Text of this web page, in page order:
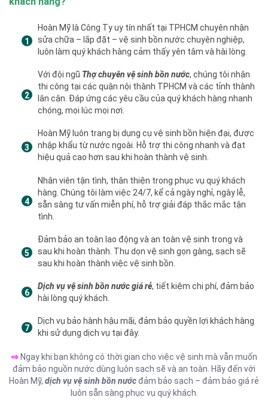
Hoàn Mỹ là Công Ty uy tín nhất tại TPHCM chuyên nhận
sửa chữa – lắp đặt – vệ sinh bồn nước chuyên nghiệp,
luôn làm quý khách hàng cảm thấy yên tâm và hài lòng.
Với đội ngũ Thợ chuyên vệ sinh bồn nước, chúng tôi nhận
thi công tại các quận nội thành TPHCM và các tỉnh thành
lân cận. Đáp ứng các yêu cầu của quý khách hàng nhanh
chóng, mọi lúc mọi nơi.
Hoàn Mỹ luôn trang bị dụng cụ vệ sinh bồn hiện đại, được
nhập khẩu từ nước ngoài. Hỗ trợ thi công nhanh và đạt
hiệu quả cao hơn sau khi hoàn thành vệ sinh.
Nhân viên tận tình, thân thiện trong phục vụ quý khách
hàng. Chúng tôi làm việc 24/7, kể cả ngày nghỉ, ngày lễ,
sẵn sàng tư vấn miễn phí, hỗ trợ giải đáp thắc mắc tận
tình.
Đảm bảo an toàn lao động và an toàn vệ sinh trong và
sau khi hoàn thành. Thu dọn vệ sinh gọn gàng, sạch sẽ
sau khi hoàn thành việc vệ sinh bồn.
Dịch vụ vệ sinh bồn nước giá rẻ, tiết kiệm chi phí, đảm bảo
hài lòng quý khách.
Dịch vụ bảo hành hậu mãi, đảm bảo quyền lợi khách hàng
khi sử dụng dịch vụ tại đây.
⇨Ngay khi bạn không có thời gian cho việc vệ sinh mà vẫn muốn
đảm bảo nguồn nước dùng luôn sạch sẽ và an toàn. Hãy đến với
Hoàn Mỹ, dịch vụ vệ sinh bồn nướcđảm bảo sạch – đảm bảo giá rẻ
luôn sẵn sàng phục vụ quý khách.